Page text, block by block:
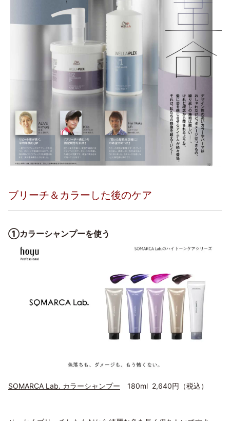
ブリーチ＆カラーした後のケア
①カラーシャンプーを使う
SOMARCA Lab. カラーシャンプー 180ml 2,640円（税込）